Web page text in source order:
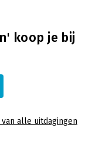
koop je bij
alle uitdagingen